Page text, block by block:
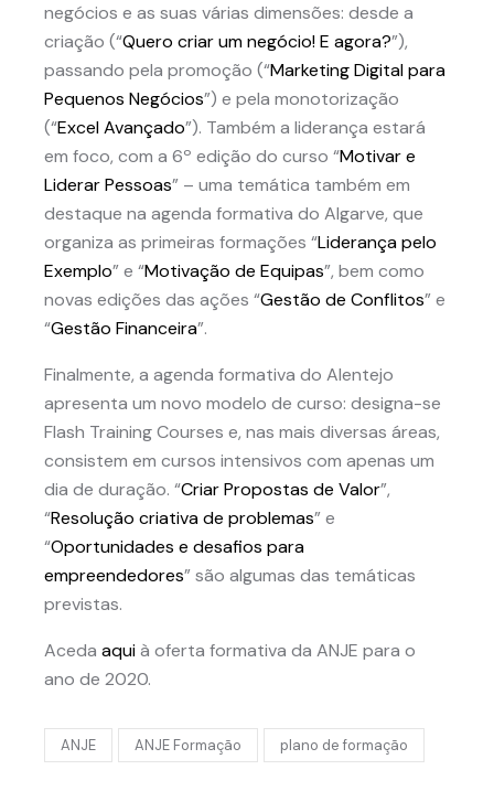
negócios e as suas várias dimensões: desde a
criação (“Quero criar um negócio! E agora?”),
passando pela promoção (“Marketing Digital para
Pequenos Negócios”) e pela monotorização
(“Excel Avançado”). Também a liderança estará
em foco, com a 6º edição do curso “Motivar e
Liderar Pessoas” – uma temática também em
destaque na agenda formativa do Algarve, que
organiza as primeiras formações “Liderança pelo
Exemplo” e “Motivação de Equipas”, bem como
novas edições das ações “Gestão de Conflitos” e
“Gestão Financeira”.
Finalmente, a agenda formativa do Alentejo
apresenta um novo modelo de curso: designa-se
Flash Training Courses e, nas mais diversas áreas,
consistem em cursos intensivos com apenas um
dia de duração. “Criar Propostas de Valor”,
“Resolução criativa de problemas” e
“Oportunidades e desafios para
empreendedores” são algumas das temáticas
previstas.
Aceda aquià oferta formativa da ANJE para o
ano de 2020.
ANJE ANJE Formação plano de formação